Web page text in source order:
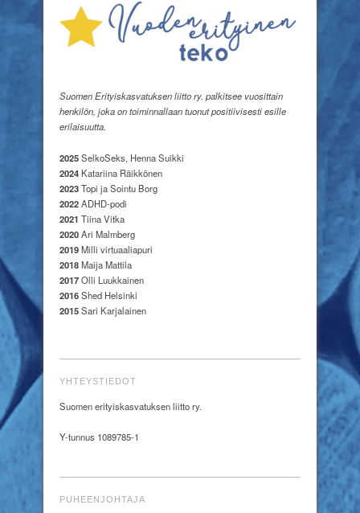
Suomen Erityiskasvatuksen liitto ry. palkitsee vuosittain
henkilön, joka on toiminnallaan tuonut positiivisesti esille
erilaisuutta.
2025SelkoSeks, Henna Suikki
2024 Katariina Räikkönen
2023Topi ja Sointu Borg
2022ADHD-podi
2021 Tiina Vitka
2020Ari Malmberg
2019Milli virtuaaliapuri
2018Maija Mattila
2017Olli Luukkainen
2016Shed Helsinki
2015Sari Karjalainen
YHTEYSTIEDOT
Suomen erityiskasvatuksen liitto ry.
Y-tunnus 1089785-1
PUHEENJOHTAJA